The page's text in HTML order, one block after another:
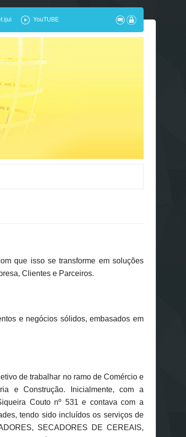
YouTUBE
que isso se transforme em soluções
Clientes e Parceiros.
e negócios sólidos, embasados em
de trabalhar no ramo de Comércio e
e Construção. Inicialmente, com a
Couto nº 531 e contava com a
tendo sido incluídos os serviços de
SECADORES DE CEREAIS,